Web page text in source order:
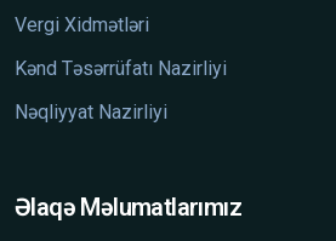
Vergi Xidmətləri
Kənd Təsərrüfatı Nazirliyi
Nəqliyyat Nazirliyi
Əlaqə Məlumatlarımız